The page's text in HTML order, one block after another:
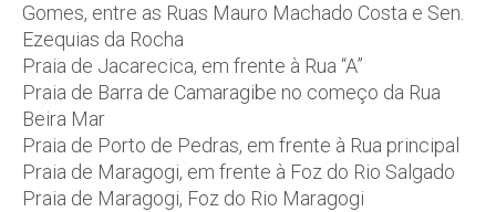
Gomes, entre as Ruas Mauro Machado Costa e Sen.
Ezequias da Rocha
Praia de Jacarecica, em frente à Rua “A”
Praia de Barra de Camaragibe no começo da Rua
Beira Mar
Praia de Porto de Pedras, em frente à Rua principal
Praia de Maragogi, em frente à Foz do Rio Salgado
Praia de Maragogi, Foz do Rio Maragogi